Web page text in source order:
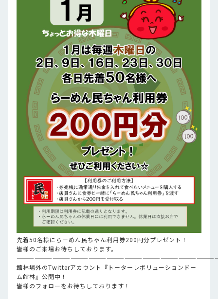
先着50名様にらーめん民ちゃん利用券200円分プレゼント！
皆様のご来場お待ちしております。
館林場外のTwitterアカウント『トーターレボリューションドー
ム館林』公開中！
皆様のフォローをお待ちしております！